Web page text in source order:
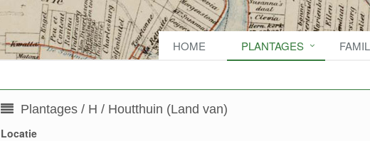
HOME PLANTAGES
Plantages / H / Houtthuin (Land van)
Locatie